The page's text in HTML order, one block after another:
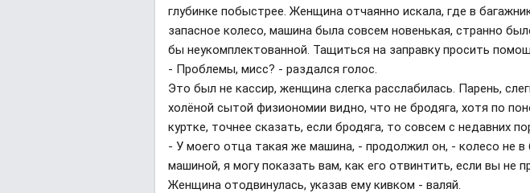
глубинке побыстрее. Женщина отчаянно искала, где в
запасное колесо, машина была совсем новенькая, странно
бы неукомплектованной. Тащиться на заправку просить
- Проблемы, мисс? - раздался голос.
Это был не кассир, женщина слегка расслабилась. Парень,
холёной сытой физиономии видно, что не бродяга, хотя по
куртке, точнее сказать, если бродяга, то совсем с недавних
- У моего отца такая же машина, - продолжил он, - колесо не в
машиной, я могу показать вам, как его отвинтить, если вы не
Женщина отодвинулась, указав ему кивком - валяй.